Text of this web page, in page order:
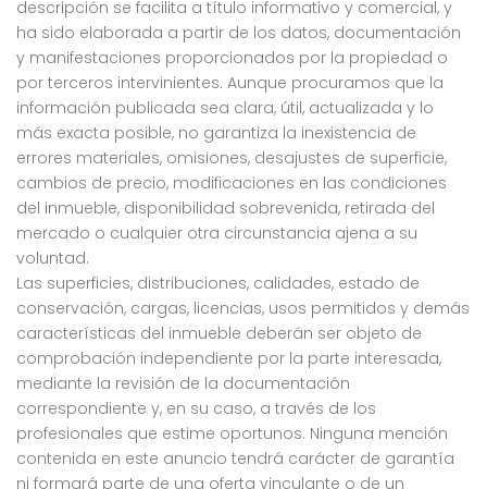
descripción se facilita a título informativo y comercial, y
ha sido elaborada a partir de los datos, documentación
y manifestaciones proporcionados por la propiedad o
por terceros intervinientes. Aunque procuramos que la
información publicada sea clara, útil, actualizada y lo
más exacta posible, no garantiza la inexistencia de
errores materiales, omisiones, desajustes de superficie,
cambios de precio, modificaciones en las condiciones
del inmueble, disponibilidad sobrevenida, retirada del
mercado o cualquier otra circunstancia ajena a su
voluntad.
Las superficies, distribuciones, calidades, estado de
conservación, cargas, licencias, usos permitidos y demás
características del inmueble deberán ser objeto de
comprobación independiente por la parte interesada,
mediante la revisión de la documentación
correspondiente y, en su caso, a través de los
profesionales que estime oportunos. Ninguna mención
contenida en este anuncio tendrá carácter de garantía
ni formará parte de una oferta vinculante o de un